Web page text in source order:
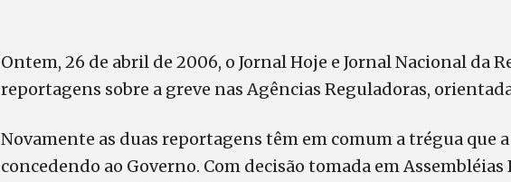
Ontem, 26 de abril de 2006, o Jornal Hoje e Jornal Nacional da
reportagens sobre a greve nas Agências Reguladoras,
Novamente as duas reportagens têm em comum a trégua que
concedendo ao Governo. Com decisão tomada em Assembléias